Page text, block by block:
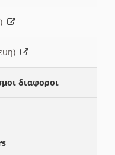
διαφοροι